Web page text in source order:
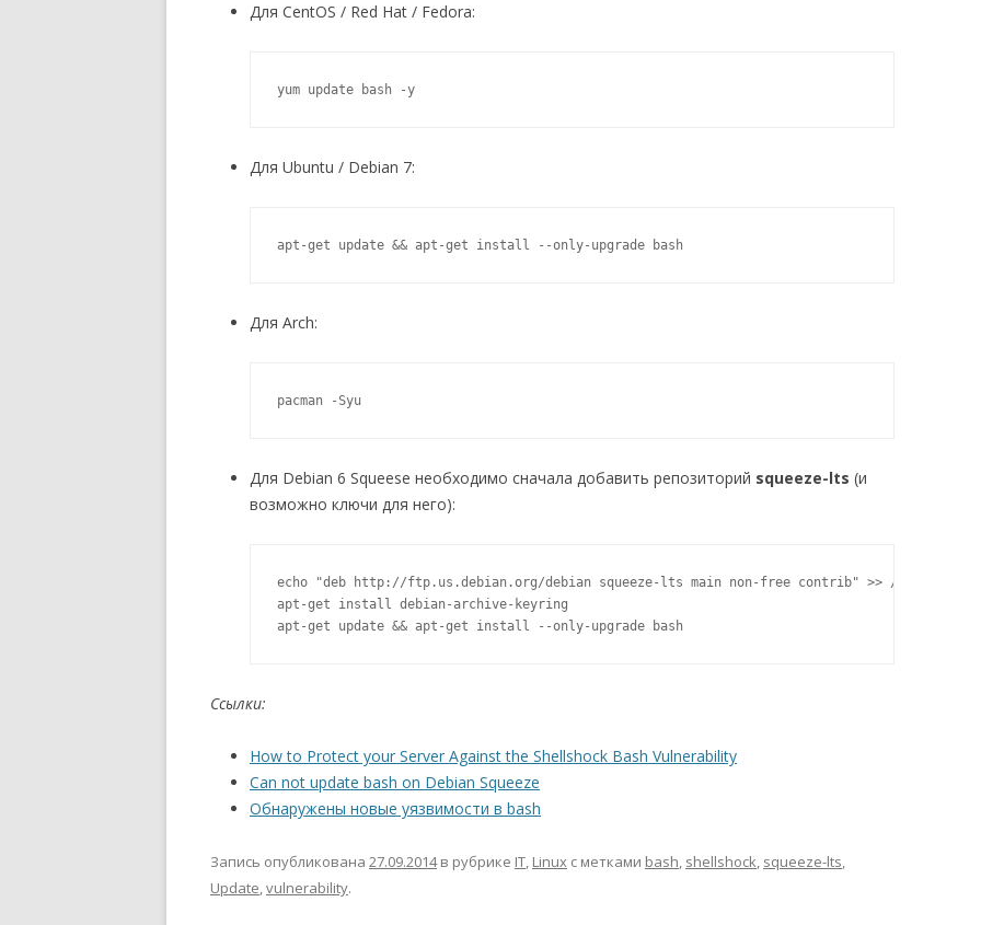
Для CentOS / Red Hat / Fedora:
yum update bash -y
Для Ubuntu / Debian 7:
apt-get update && apt-get install --only-upgrade bash
Для Arch:
pacman -Syu
Для Debian 6 Squeese необходимо сначала добавить репозиторий squeeze-lts (и
возможно ключи для него):
echo "deb http://ftp.us.debian.org/debian squeeze-lts main non-free contrib" >> /etc/apt/
apt-get install debian-archive-keyring
apt-get update && apt-get install --only-upgrade bash
Ссылки:
How to Protect your Server Against the Shellshock Bash Vulnerability
Can not update bash on Debian Squeeze
Обнаружены новые уязвимости в bash
Запись опубликована 27.09.2014в рубрике IT, Linux с метками bash, shellshock, squeeze-lts,
Update,vulnerability.